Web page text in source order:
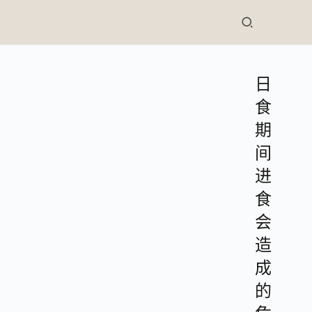
日
食
期
间
进
食
会
造
成
的